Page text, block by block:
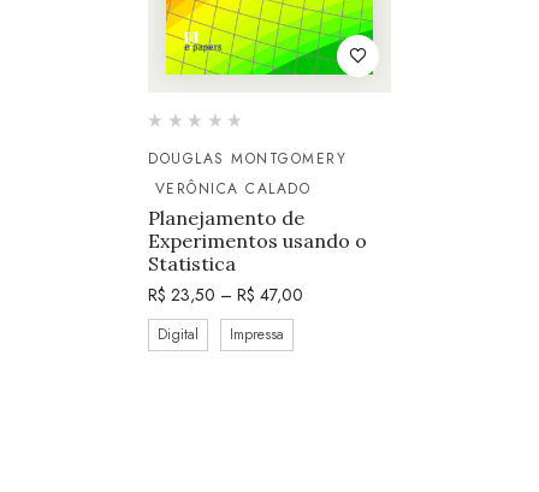
DOUGLAS MONTGOMERY
VERÔNICA CALADO
Planejamento de
Experimentos usando o
Statistica
R$ 23,50 – R$ 47,00
Digital Impressa